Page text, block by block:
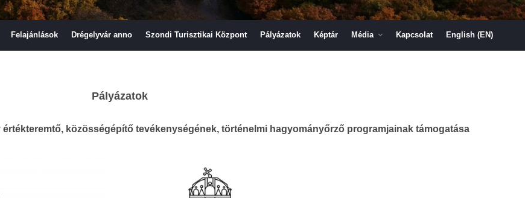
Felajánlások Drégelyvár anno Szondi Turisztikai Központ Pályázatok Képtár Média Kapcsolat English (EN)
Pályázatok
közösségépítő tevékenységének, történelmi hagyományőrző programjainak támogatása